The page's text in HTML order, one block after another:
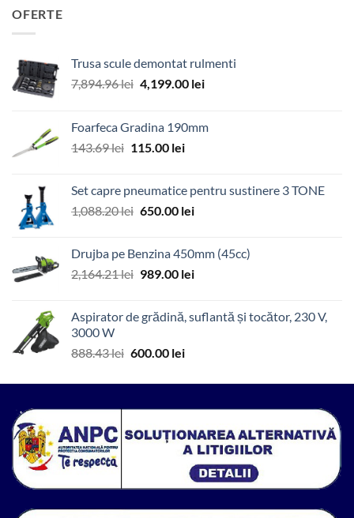
OFERTE
Trusa scule demontat rulmenti
7,894.96lei Prețul
fost:
7,894.96 lei.
4,199.00 leiPrețul
4,199.00 lei.
Foarfeca Gradina 190mm
143.69lei Prețul
fost:
143.69 lei.
115.00 leiPrețul
115.00 lei.
Set capre pneumatice pentru sustinere 3 TONE
1,088.20lei Prețul
fost:
1,088.20 lei.
650.00 leiPrețul
650.00 lei.
Drujba pe Benzina 450mm (45cc)
2,164.21lei Prețul
fost:
989.00 leiPrețul
989.00 lei.
Aspirator de grădină, suflantă și tocător, 230 V,
3000 W
888.43lei Prețul
a
600.00 leiPrețul
este: